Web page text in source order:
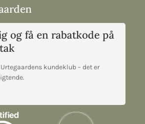
og få en rabatkode på
kundeklub – det er